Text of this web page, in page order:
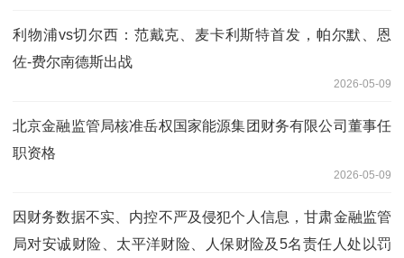
利物浦vs切尔西：范戴克、麦卡利斯特首发，帕尔默、恩
佐-费尔南德斯出战
2026-05-09
北京金融监管局核准岳权国家能源集团财务有限公司董事任
职资格
2026-05-09
因财务数据不实、内控不严及侵犯个人信息，甘肃金融监管
局对安诚财险、太平洋财险、人保财险及5名责任人处以罚